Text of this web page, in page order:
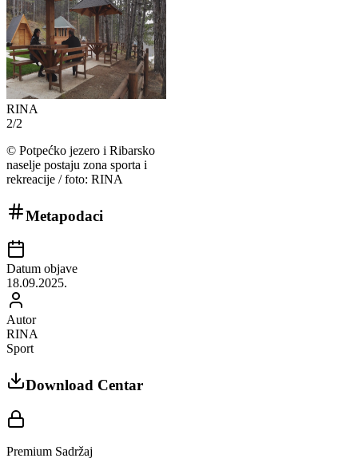
RINA
2/2
© Potpećko jezero i Ribarsko
naselje postaju zona sporta i
rekreacije / foto: RINA
Metapodaci
Datum objave
18.09.2025.
Autor
RINA
Sport
Download Centar
Premium Sadržaj